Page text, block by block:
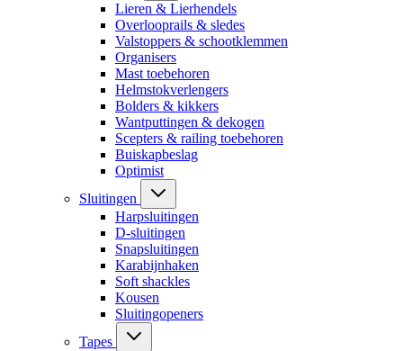
Lieren & Lierhendels
Overlooprails & sledes
Valstoppers & schootklemmen
Organisers
Mast toebehoren
Helmstokverlengers
Bolders & kikkers
Wantputtingen & dekogen
Scepters & railing toebehoren
Buiskapbeslag
Optimist
Sluitingen
Harpsluitingen
D-sluitingen
Snapsluitingen
Karabijnhaken
Soft shackles
Kousen
Sluitingopeners
Tapes